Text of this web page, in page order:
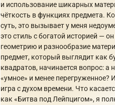
и использование шикарных
чёткость в функциях предмета.
суть, это вызывает у меня
это стиль с богатой историей —
геометрию и разнообразие
предмет, который выглядит как
квадратов, начинается вопрос: а
«умное» и менее перегруженное?
игра с духом времени. Что
как «Битва под Лейпцигом», я